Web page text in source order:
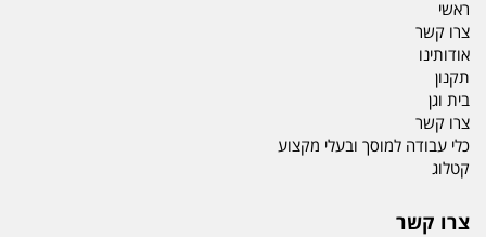
ראשי
צרו קשר
אודותינו
תקנון
בית וגן
צרו קשר
כלי עבודה למוסך ובעלי מקצוע
קטלוג
צרו קשר